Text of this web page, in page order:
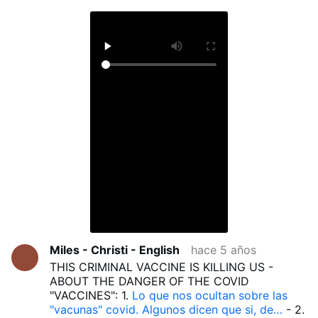
Miles - Christi - English
hace 5 años
THIS CRIMINAL VACCINE IS KILLING US -
ABOUT THE DANGER OF THE COVID
"VACCINES": 1. Lo que nos ocultan sobre las
"vacunas" covid. Algunos dicen que si, de… - 2.